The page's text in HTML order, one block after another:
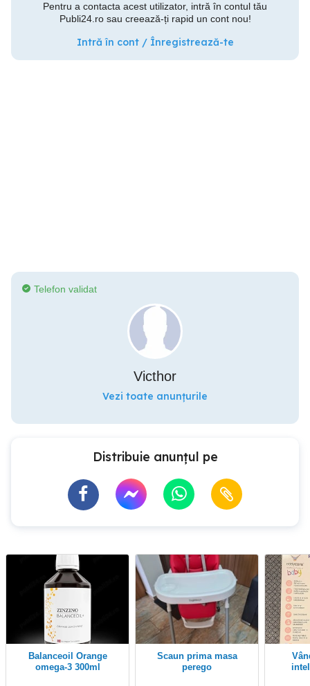
Pentru a contacta acest utilizator, intră în contul tău
Publi24.ro sau creează-ți rapid un cont nou!
Intră în cont / Înregistrează-te
Telefon validat
Victhor
Vezi toate anunțurile
Distribuie anunțul pe
Balanceoil Orange
omega-3 300ml
scaun prima masa
perego
Vând Espressor